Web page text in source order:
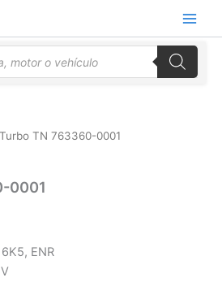
TN 763360-0001
0001
ENR